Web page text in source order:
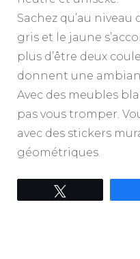
Sachez qu’au niveau
gris et le jaune
plus d’être deux
donnent une
Avec des meubles
pas vous tromper.
avec des stickers
géométriques.